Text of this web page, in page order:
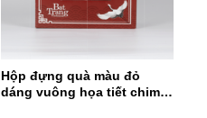
Hộp đựng quà màu đỏ
dáng vuông họa tiết chim